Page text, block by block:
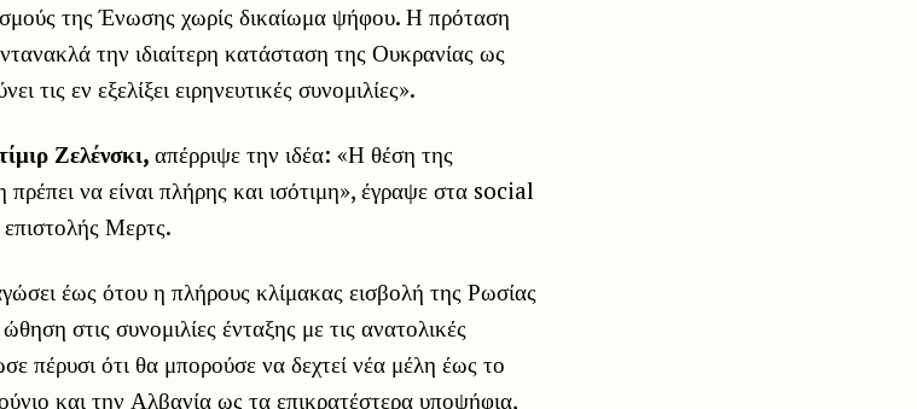
της Ένωσης χωρίς δικαίωμα ψήφου. Η πρόταση
την ιδιαίτερη κατάσταση της Ουκρανίας ως
τις εν εξελίξει ειρηνευτικές συνομιλίες».
Ζελένσκι,απέρριψε την ιδέα: «Η θέση της
να είναι πλήρης και ισότιμη», έγραψε στα social
Μερτς.
έως ότου η πλήρους κλίμακας εισβολή της Ρωσίας
στις συνομιλίες ένταξης με τις ανατολικές
πέρυσι ότι θα μπορούσε να δεχτεί νέα μέλη έως το
και την Αλβανία ως τα επικρατέστερα υποψήφια,